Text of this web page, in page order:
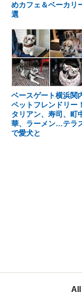
めカフェ＆ベーカリ
選
ベースゲート横浜関
ペットフレンドリー
タリアン、寿司、町
華、ラーメン…テラ
で愛犬と